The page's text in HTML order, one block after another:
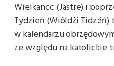
Wielkanoc (Jastrë) i
Tydzień (Wiôldżi Tidzéń)
w kalendarzu
ze względu na katolickie